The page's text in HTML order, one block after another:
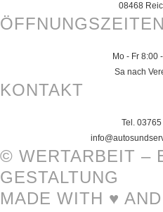
08468
ÖFFNUNGSZEITEN
Mo - Fr 8:00
Sa nach
KONTAKT
Tel.
© WERTARBEIT –
GESTALTUNG
MADE WITH ♥